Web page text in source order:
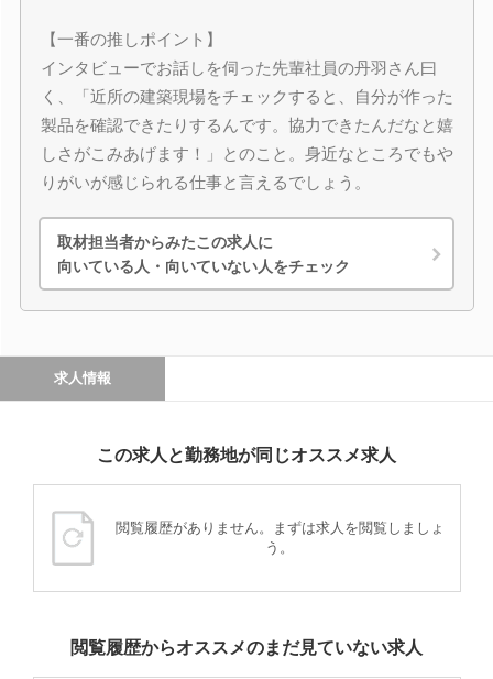
【一番の推しポイント】
インタビューでお話しを伺った先輩社員の丹羽さん曰
く、「近所の建築現場をチェックすると、自分が作った
製品を確認できたりするんです。協力できたんだなと嬉
しさがこみあげます！」とのこと。身近なところでもや
りがいが感じられる仕事と言えるでしょう。
取材担当者からみたこの求人に
向いている人・向いていない人をチェック
求人情報
この求人と勤務地が同じオススメ求人
閲覧履歴がありません。まずは求人を閲覧しましょ
う。
閲覧履歴からオススメのまだ見ていない求人